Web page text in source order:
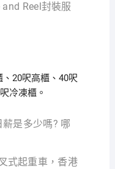
Reel封裝服
20呎高櫃、40呎
冷凍櫃。
薪是多少嗎? 哪
式起重車，香港